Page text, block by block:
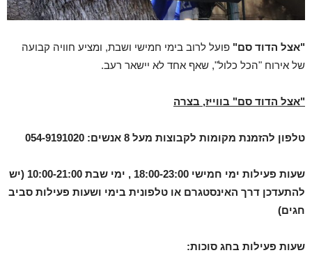
"אצל הדוד סם" פועל לרוב בימי חמישי ושבת, ומציע חוויה קבועה
של אירוח "הכל כלול", שאף אחד לא יישאר רעב.
"אצל הדוד סם" בווייז, בצרה
טלפון להזמנת מקומות לקבוצות מעל 8 אנשים:
שעות פעילות ימי חמישי 18:00-23:00 , ימי שבת 10:00-21:00 (יש
להתעדכן דרך האינסטגרם או טלפונית בימי ושעות פעילות סביב
חגים)
שעות פעילות בחג סוכות: